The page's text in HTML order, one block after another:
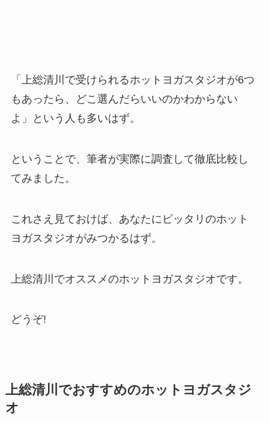
「上総清川で受けられるホットヨガスタジオが6つ
もあったら、どこ選んだらいいのかわからない
よ」という人も多いはず。
ということで、筆者が実際に調査して徹底比較し
てみました。
これさえ見ておけば、あなたにピッタリのホット
ヨガスタジオがみつかるはず。
上総清川でオススメのホットヨガスタジオです。
どうぞ!
上総清川でおすすめのホットヨガスタジ
オ